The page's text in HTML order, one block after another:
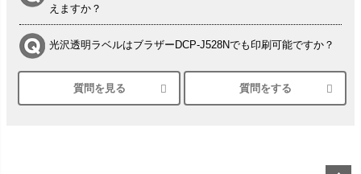
えますか？
光沢透明ラベルはブラザーDCP-J528Nでも印刷可能ですか？
シルバーペーパーにEPSON EP-30VAで印刷するときの設定
は？
質問を見る 質問をする